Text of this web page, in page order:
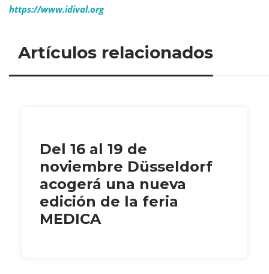
https://www.idival.org
Artículos relacionados
Del 16 al 19 de
noviembre Düsseldorf
acogerá una nueva
edición de la feria
MEDICA